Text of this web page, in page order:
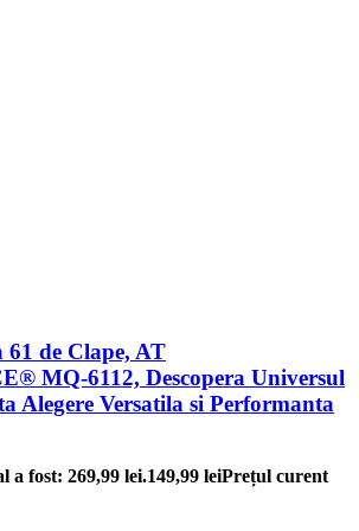
61 de Clape, AT
MQ-6112, Descopera Universul
Alegere Versatila si Performanta
a fost: 269,99 lei.149,99 leiPrețul curent